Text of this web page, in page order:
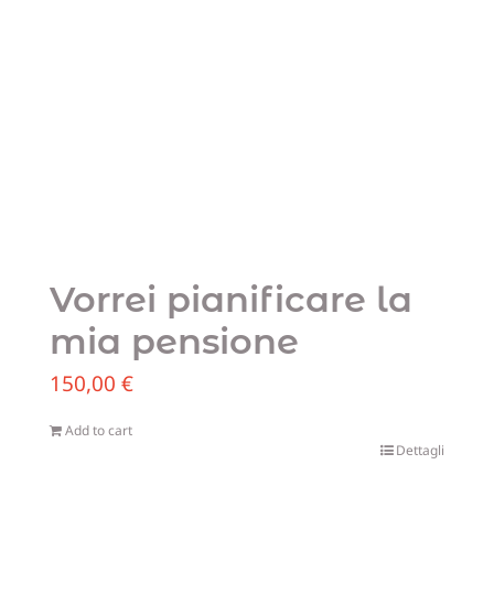
Vorrei pianificare la
mia pensione
150,00 €
Add to cart
Dettagli